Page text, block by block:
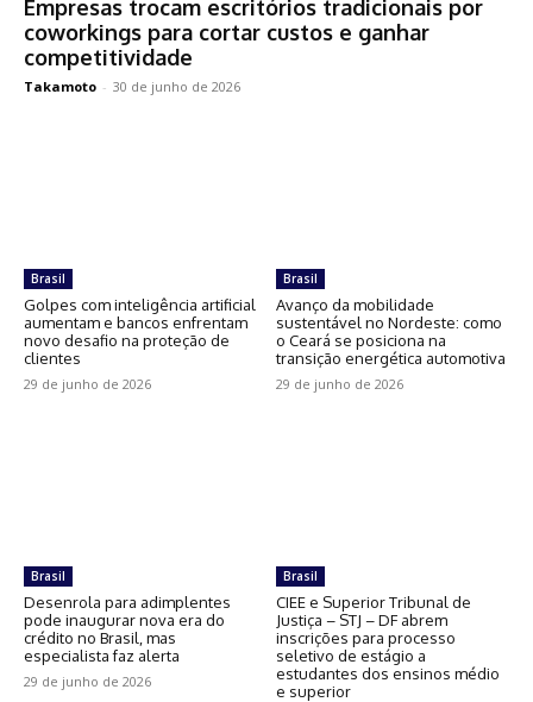
Empresas trocam escritórios tradicionais por
coworkings para cortar custos e ganhar
competitividade
Takamoto - 30 de junho de 2026
Brasil
Golpes com inteligência artificial
aumentam e bancos enfrentam
novo desafio na proteção de
clientes
29 de junho de 2026
Brasil
Avanço da mobilidade
sustentável no Nordeste: como
o Ceará se posiciona na
transição energética automotiva
29 de junho de 2026
Brasil
Desenrola para adimplentes
pode inaugurar nova era do
crédito no Brasil, mas
especialista faz alerta
29 de junho de 2026
Brasil
CIEE e Superior Tribunal de
Justiça – STJ – DF abrem
inscrições para processo
seletivo de estágio a
estudantes dos ensinos médio
e superior